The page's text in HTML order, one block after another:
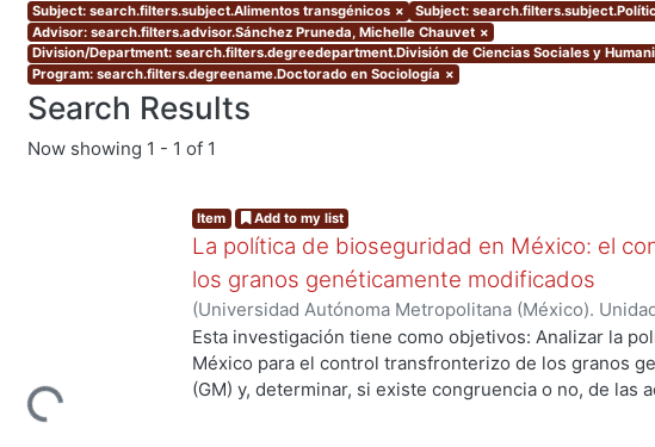
Subject: search.filters.subject.Alimentos transgénicos × Subject:
Advisor: search.filters.advisor.Sánchez Pruneda, Michelle Chauvet ×
Division/Department: search.filters.degreedepartment.División de Ciencias Sociales y
Program: search.filters.degreename.Doctorado en Sociología ×
Search Results
Now showing 1 - 1 of 1
Loading...
Item Add to my list
La política de bioseguridad en México: el
los granos genéticamente modificados
(Universidad Autónoma Metropolitana (México).
de Servicios de Información.,2013-10-30)AVILA
Esta investigación tiene como objetivos: Analizar la
México para el control transfronterizo de los granos
(GM) y, determinar, si existe congruencia o no, de las